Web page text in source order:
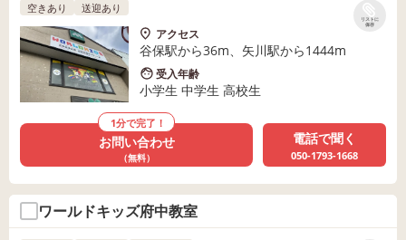
リストに
保存
空きあり 送迎あり
アクセス
谷保駅から36m、矢川駅から1444m
受入年齢
小学生 中学生 高校生
1分で完了！
お問い合わせ
（無料）
電話で聞く
050-1793-1668
ワールドキッズ府中教室